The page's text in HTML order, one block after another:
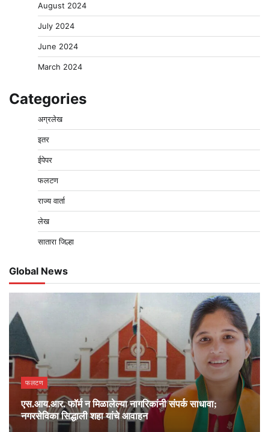
August 2024
July 2024
June 2024
March 2024
Categories
अग्रलेख
इतर
ईपेपर
फलटण
राज्य वार्ता
लेख
सातारा जिल्हा
Global News
फलटण
एस.आय.आर. फॉर्म न मिळालेल्या नागरिकांनी संपर्क साधावा;
नगरसेविका सिद्धाली शहा यांचे आवाहन